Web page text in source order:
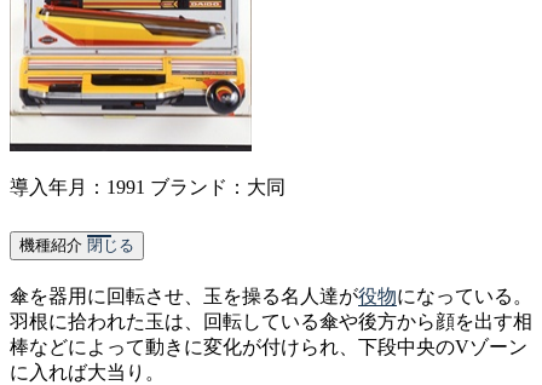
導入年月：1991 ブランド：大同
機種紹介 閉じる
傘を器用に回転させ、玉を操る名人達が役物になっている。
羽根に拾われた玉は、回転している傘や後方から顔を出す相
棒などによって動きに変化が付けられ、下段中央のVゾーン
に入れば大当り。